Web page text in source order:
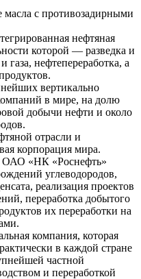
с противозадирными
нефтяная
которой — разведка и
газа, нефтепереработка, а
вертикально
в мире, на долю
добычи нефти и около
отрасли и
корпорация мира.
ОАО «НК «Роснефть»
углеводородов,
реализация проектов
переработка добытого
их переработки на
компания, которая
в каждой стране
частной
и переработкой